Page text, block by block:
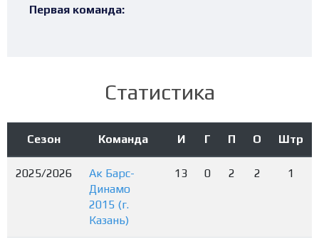
Первая команда:
Статистика
Сезон Команда И Г П О Штр
2025/2026
Ак Барс-
Динамо
2015 (г.
Казань)
13 0 2 2 1